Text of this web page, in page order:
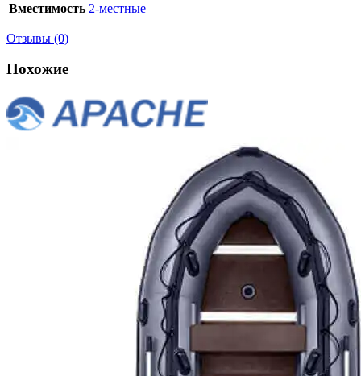
Вместимость 2-местные
Отзывы (0)
Похожие